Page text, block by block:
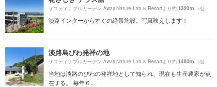
サスティナブルガーデン Awaji Nature Lab & Resortより約1320m （徒歩23分）
淡路インターからすぐの絶景施設。写真映えします！
淡路島びわ発祥の地
サスティナブルガーデン Awaji Nature Lab & Resortより約1480m （徒歩25分）
当地は淡路のびわの発祥地として知られ、現在も生産農家が点
在する。 毎年６...